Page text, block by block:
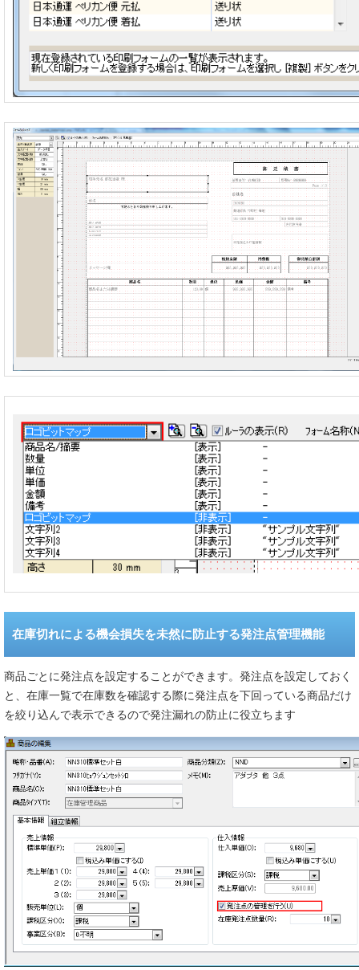
在庫切れによる機会損失を未然に防止する発注点管理機能
商品ごとに発注点を設定することができます。発注点を設定しておく
と、在庫一覧で在庫数を確認する際に発注点を下回っている商品だけ
を絞り込んで表示できるので発注漏れの防止に役立ちます